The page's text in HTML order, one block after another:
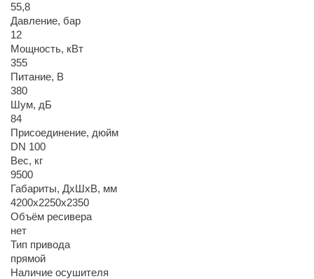
55,8
Давление, бар
12
Мощность, кВт
355
Питание, В
380
Шум, дБ
84
Присоединение, дюйм
DN 100
Вес, кг
9500
Габариты, ДхШхВ, мм
4200х2250х2350
Объём ресивера
нет
Тип привода
прямой
Наличие осушителя